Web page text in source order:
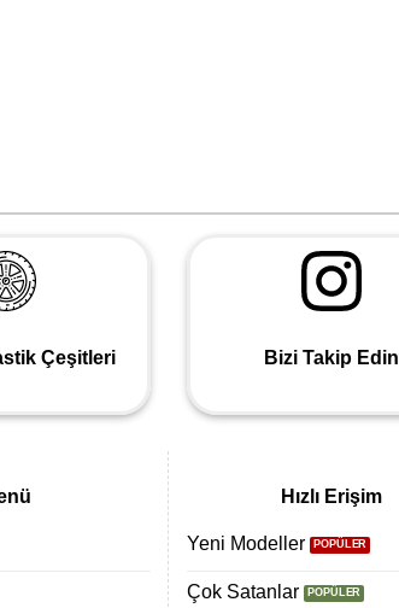
Çeşitleri Bizi Takip Edin
Hızlı Erişim
Yeni Modeller
Çok Satanlar